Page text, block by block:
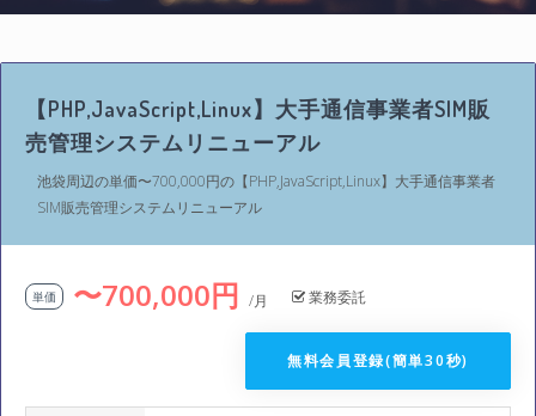
【PHP,JavaScript,Linux】大手通信事業者SIM販
売管理システムリニューアル
池袋周辺の単価〜700,000円の【PHP,JavaScript,Linux】大手通信事業者
SIM販売管理システムリニューアル
単価 〜700,000円 /月 業務委託
無料会員登録(簡単30秒)